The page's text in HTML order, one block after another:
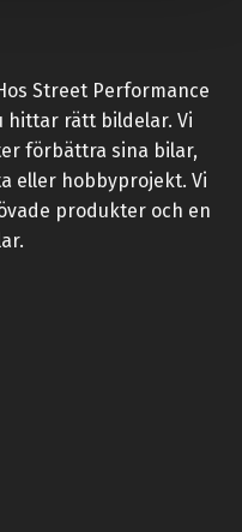
Street Performance
hittar rätt bildelar. Vi
förbättra sina bilar,
eller hobbyprojekt. Vi
produkter och en